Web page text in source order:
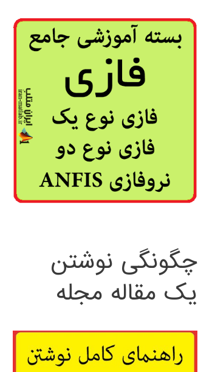
چگونگی نوشتن
یک مقاله مجله